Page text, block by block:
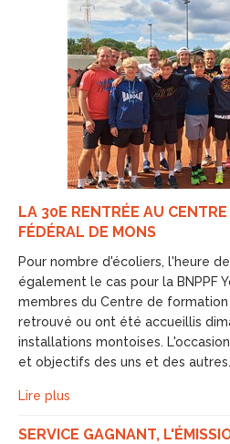
LA 30E RENTRÉE AU
FÉDÉRAL DE MONS
Pour nombre d'écoliers, l'heure
également le cas pour la BNPPF
membres du Centre de
retrouvé ou ont été accueillis
installations montoises.
et objectifs des uns et des autres.
Lire plus
SERVICE GAGNANT,